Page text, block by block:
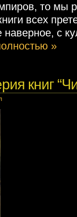
то мы
всех
с
»
книг